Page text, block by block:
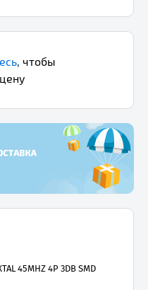
, чтобы
45MHZ 4P 3DB SMD